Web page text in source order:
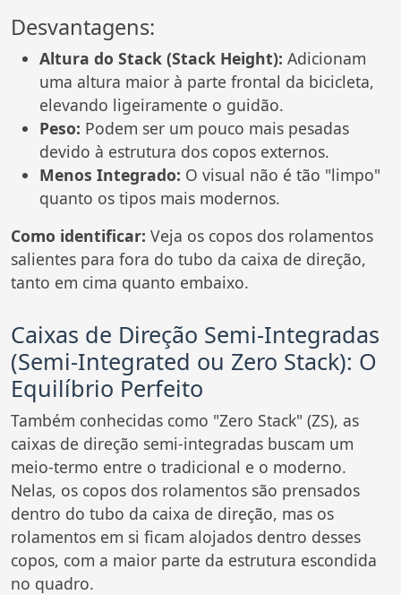
Desvantagens:
Altura do Stack (Stack Height): Adicionam
uma altura maior à parte frontal da bicicleta,
elevando ligeiramente o guidão.
Peso: Podem ser um pouco mais pesadas
devido à estrutura dos copos externos.
Menos Integrado: O visual não é tão "limpo"
quanto os tipos mais modernos.
Como identificar: Veja os copos dos rolamentos
salientes para fora do tubo da caixa de direção,
tanto em cima quanto embaixo.
Caixas de Direção Semi-Integradas
(Semi-Integrated ou Zero Stack): O
Equilíbrio Perfeito
Também conhecidas como "Zero Stack" (ZS), as
caixas de direção semi-integradas buscam um
meio-termo entre o tradicional e o moderno.
Nelas, os copos dos rolamentos são prensados
dentro do tubo da caixa de direção, mas os
rolamentos em si ficam alojados dentro desses
copos, com a maior parte da estrutura escondida
no quadro.